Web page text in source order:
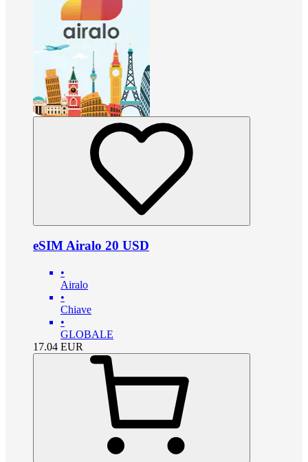
eSIM Airalo 20 USD
•
Airalo
•
Chiave
•
GLOBALE
17.04 EUR